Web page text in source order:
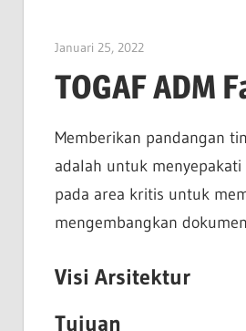
Januari 25, 2022vpadmin
TOGAF ADM
Memberikan pandangan
adalah untuk
pada area kritis untuk
mengembangkan
Visi Arsitektur
Tujuan